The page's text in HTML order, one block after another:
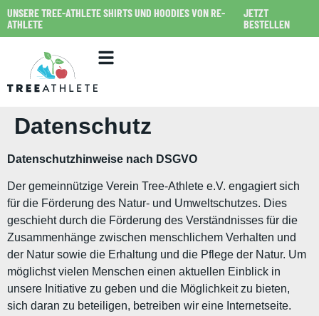
UNSERE TREE-ATHLETE SHIRTS UND HOODIES VON RE-
ATHLETE
JETZT
BESTELLEN
Datenschutz
Datenschutzhinweise nach DSGVO
Der gemeinnützige Verein Tree-Athlete e.V. engagiert sich
für die Förderung des Natur- und Umweltschutzes. Dies
geschieht durch die Förderung des Verständnisses für die
Zusammenhänge zwischen menschlichem Verhalten und
der Natur sowie die Erhaltung und die Pflege der Natur. Um
möglichst vielen Menschen einen aktuellen Einblick in
unsere Initiative zu geben und die Möglichkeit zu bieten,
sich daran zu beteiligen, betreiben wir eine Internetseite.